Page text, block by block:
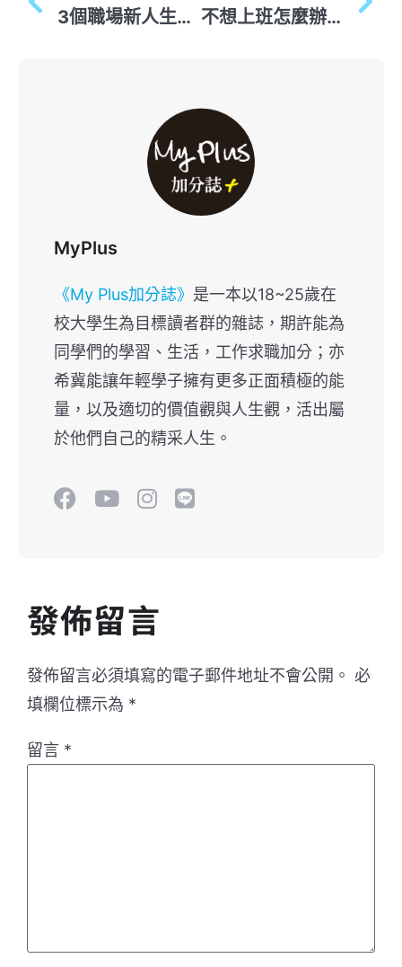
3個職場新人生存技巧，幫助你辦公室叢林活下來！ 不想上班怎麼辦？5堂課打造心理師教你工作與生活平衡策略
MyPlus
《My Plus加分誌》 是一本以18~25歲在
校大學生為目標讀者群的雜誌，期許能為
同學們的學習、生活，工作求職加分；亦
希冀能讓年輕學子擁有更多正面積極的能
量，以及適切的價值觀與人生觀，活出屬
於他們自己的精采人生。
發佈留言
發佈留言必須填寫的電子郵件地址不會公開。 必
填欄位標示為 *
留言 *